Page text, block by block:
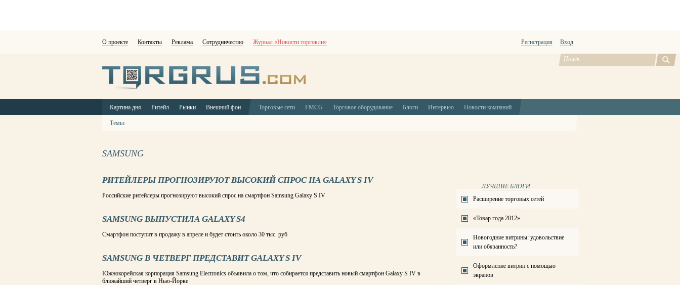
О проекте Контакты Реклама Сотрудничество Журнал «Новости торговли» Регистрация Вход
Картина дня Ритейл Рынки Внешний фон Торговые сети FMCG Торговое оборудование Блоги Интервью Новости компаний
Темы:
SAMSUNG
РИТЕЙЛЕРЫ ПРОГНОЗИРУЮТ ВЫСОКИЙ СПРОС НА GALAXY S IV
Российские ритейлеры прогнозируют высокий спрос на смартфон Samsung Galaxy S IV
SAMSUNG ВЫПУСТИЛА GALAXY S4
Смартфон поступит в продажу в апреле и будет стоить около 30 тыс. руб
SAMSUNG В ЧЕТВЕРГ ПРЕДСТАВИТ GALAXY S IV
Южнокорейская корпорация Samsung Electronics объявила о том, что собирается представить новый смартфон Galaxy S IV в
ближайший четверг в Нью-Йорке
ЛУЧШИЕ БЛОГИ
Расширение торговых сетей
«Товар года 2012»
Новогодние витрины: удовольствие
или обязанность?
Оформление витрин с помощью
экранов